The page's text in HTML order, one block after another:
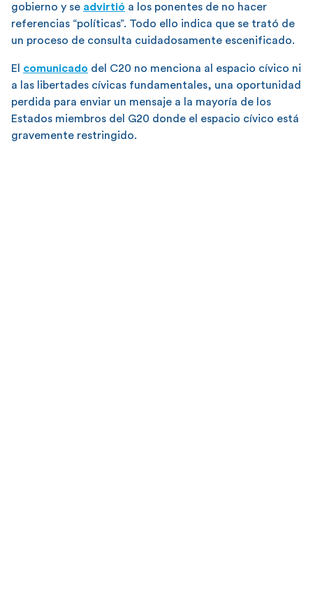
gobierno y se advirtió a los ponentes de no hacer
referencias “políticas”. Todo ello indica que se trató de
un proceso de consulta cuidadosamente escenificado.
El comunicado del C20 no menciona al espacio cívico ni
a las libertades cívicas fundamentales, una oportunidad
perdida para enviar un mensaje a la mayoría de los
Estados miembros del G20 donde el espacio cívico está
gravemente restringido.